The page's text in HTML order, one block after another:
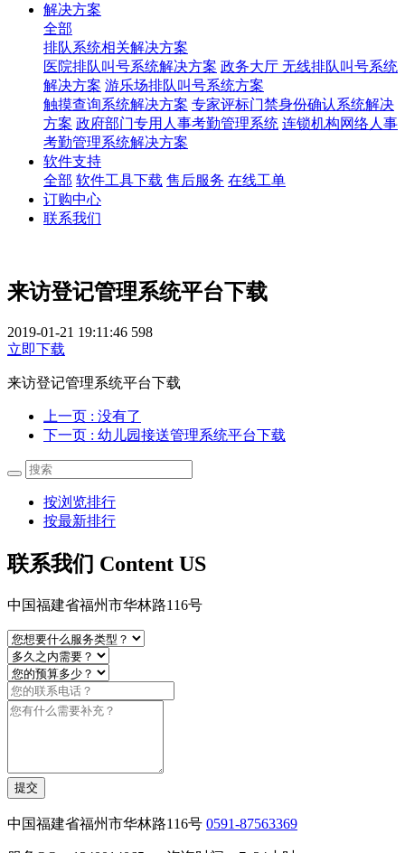
解决方案
全部
排队系统相关解决方案
医院排队叫号系统解决方案 政务大厅 无线排队叫号系统
解决方案 游乐场排队叫号系统方案
触摸查询系统解决方案 专家评标门禁身份确认系统解决
方案 政府部门专用人事考勤管理系统 连锁机构网络人事
考勤管理系统解决方案
软件支持
全部 软件工具下载 售后服务 在线工单
订购中心
联系我们
来访登记管理系统平台下载
2019-01-21 19:11:46 598
立即下载
来访登记管理系统平台下载
上一页 : 没有了
下一页 : 幼儿园接送管理系统平台下载
按浏览排行
按最新排行
联系我们 Content US
中国福建省福州市华林路116号
提交
中国福建省福州市华林路116号 0591-87563369